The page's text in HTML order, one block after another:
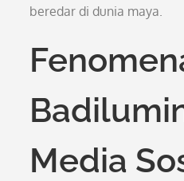
beredar di dunia maya.
Media